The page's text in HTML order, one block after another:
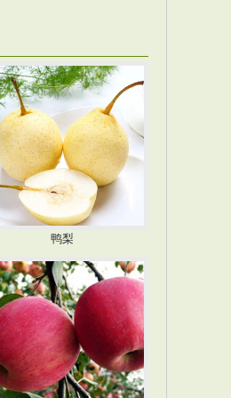
鸭梨